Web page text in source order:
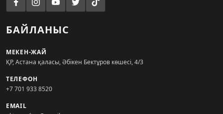
БАЙЛАНЫС
МЕКЕН-ЖАЙ
ҚР, Астана қаласы, Әбікен Бектұров көшесі, 4/3
ТЕЛЕФОН
+7 701 933 8520
EMAIL